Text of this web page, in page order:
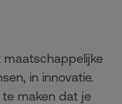
maatschappelijke
in innovatie.
maken dat je